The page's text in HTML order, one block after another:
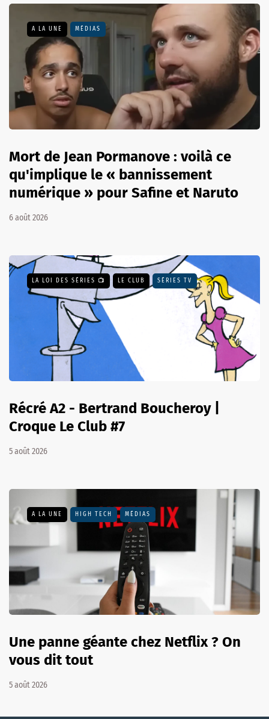
A LA UNE MÉDIAS
Mort de Jean Pormanove : voilà ce
qu'implique le « bannissement
numérique » pour Safine et Naruto
6 août 2026
LA LOI DES SÉRIES 📺 LE CLUB SÉRIES TV
Récré A2 - Bertrand Boucheroy |
Croque Le Club #7
5 août 2026
A LA UNE HIGH TECH MÉDIAS
Une panne géante chez Netflix ? On
vous dit tout
5 août 2026